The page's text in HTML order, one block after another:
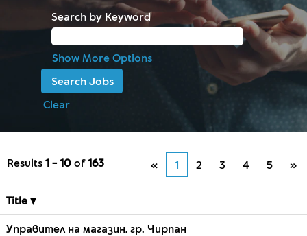
Search by Keyword
Show More Options
Clear
Results 1 – 10 of163 « 1 2 3 4 5 »
Title
Управител на магазин, гр. Чирпан